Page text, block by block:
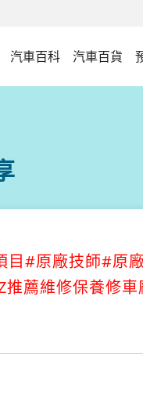
汽車百科 汽車百貨
目#原廠技師#原
薦維修保養修車